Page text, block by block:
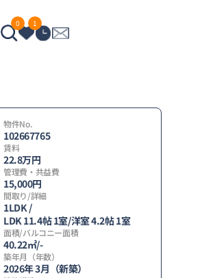
0 1
物件No.
102667765
賃料
22.8万円
管理費・共益費
15,000円
間取り/詳細
1LDK /
LDK 11.4帖 1室/洋室 4.2帖 1室
面積/バルコニー面積
40.22㎡/-
築年月（年数）
2026年 3月（新築）